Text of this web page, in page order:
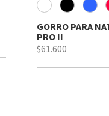
GORRO PARA
PRO II
$61.600